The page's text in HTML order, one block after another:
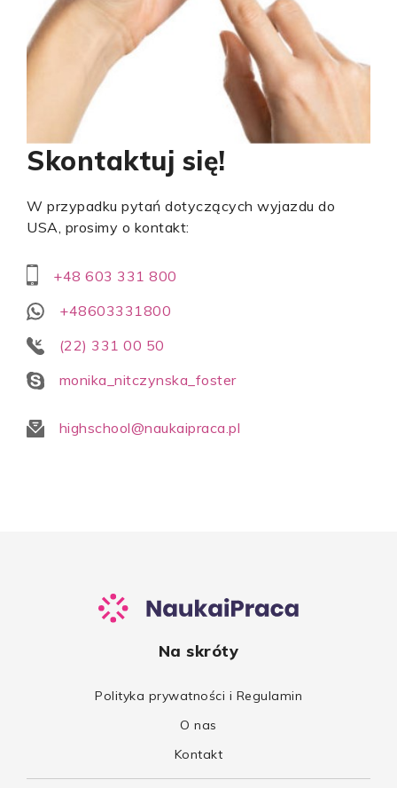
Skontaktuj się!
W przypadku pytań dotyczących wyjazdu do
USA, prosimy o kontakt:
+48 603 331 800
+48603331800
(22) 331 00 50
monika_nitczynska_foster
highschool@naukaipraca.pl
Na skróty
Polityka prywatności i Regulamin
O nas
Kontakt